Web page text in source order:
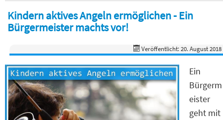
Kindern aktives Angeln ermöglichen - Ein
Bürgermeister machts vor!
Veröffentlicht: 20. August 2018
Ein
Bürgerm
eister
geht mit